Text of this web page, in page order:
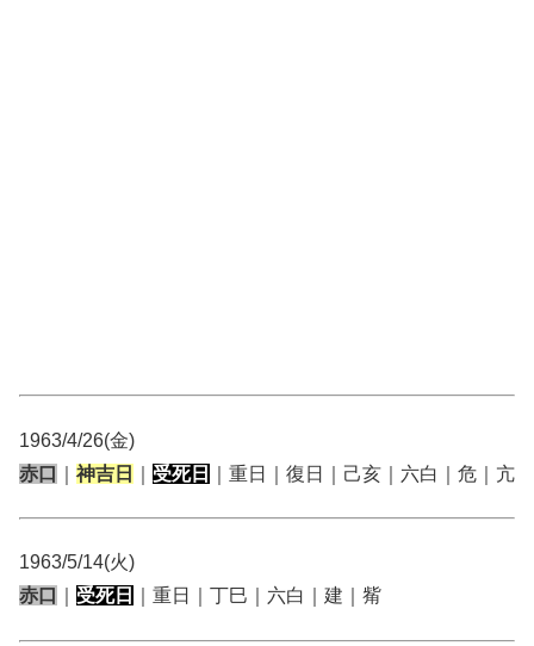
1963/4/26(金)
赤口
神吉日 受死日 ｜重日｜復日｜己亥｜六白｜危｜亢
1963/5/14(火)
赤口
受死日 ｜重日｜丁巳｜六白｜建｜觜